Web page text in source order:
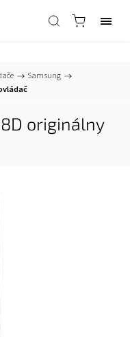
systems.sk
/ Samsung /
originálny